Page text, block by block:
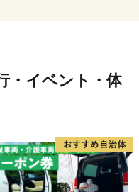
・イベント・体